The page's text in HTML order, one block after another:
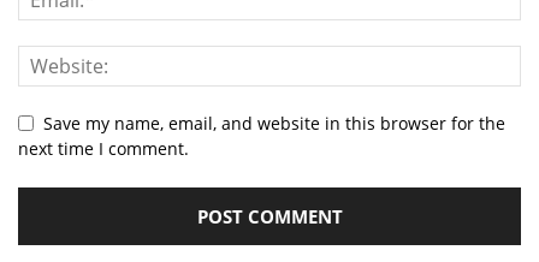
Save my name, email, and website in this browser for the
next time I comment.